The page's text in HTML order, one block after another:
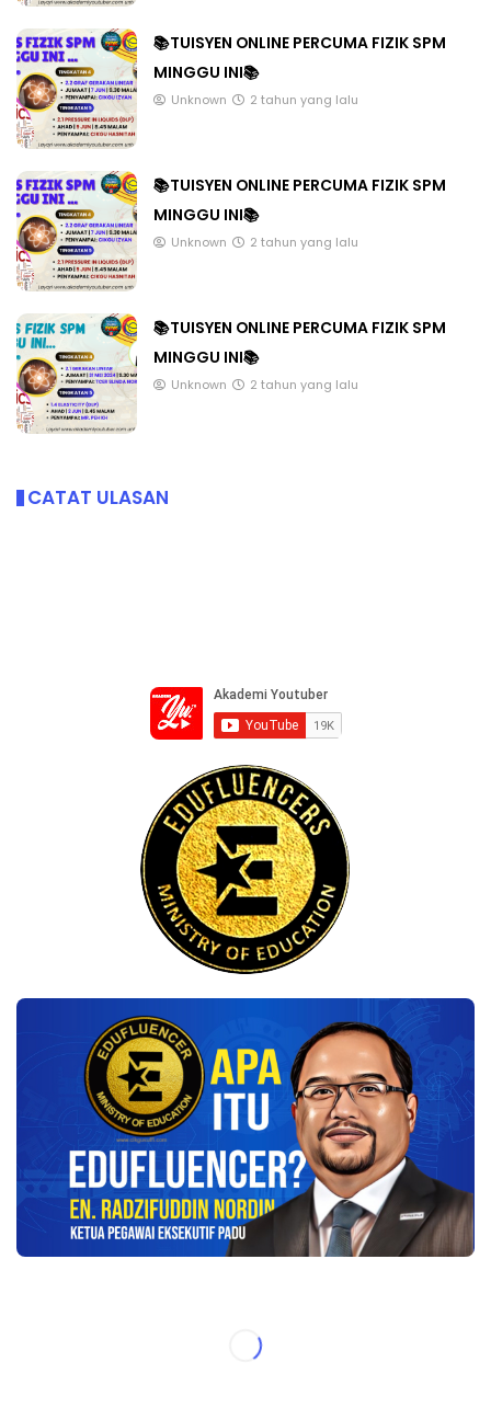
📚TUISYEN ONLINE PERCUMA FIZIK SPM
MINGGU INI📚
Unknown 2 tahun yang lalu
📚TUISYEN ONLINE PERCUMA FIZIK SPM
MINGGU INI📚
Unknown 2 tahun yang lalu
📚TUISYEN ONLINE PERCUMA FIZIK SPM
MINGGU INI📚
Unknown 2 tahun yang lalu
CATAT ULASAN